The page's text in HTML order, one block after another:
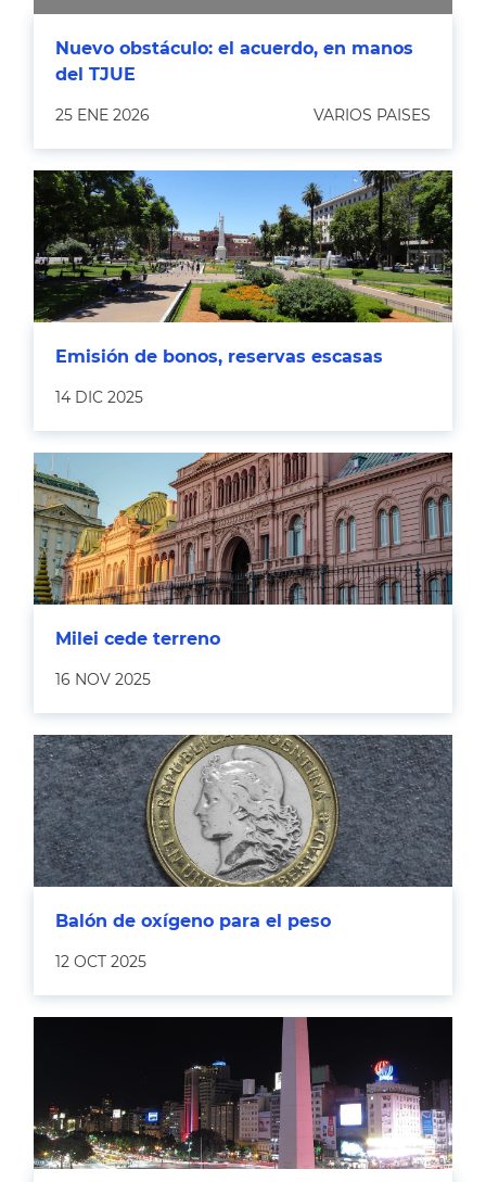
Nuevo obstáculo: el acuerdo, en manos
del TJUE
25 ENE 2026 VARIOS PAISES
Emisión de bonos, reservas escasas
14 DIC 2025
Milei cede terreno
16 NOV 2025
Balón de oxígeno para el peso
12 OCT 2025